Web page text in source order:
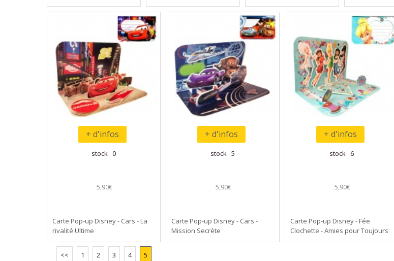
+ d'infos
stock 0
5,90€
Carte Pop-up Disney - Cars - La
rivalité Ultime
+ d'infos
stock 5
5,90€
Carte Pop-up Disney - Cars -
Mission Secrète
+ d'infos
stock 6
5,90€
Carte Pop-up Disney - Fée
Clochette - Amies pour Toujours
<< 1 2 3 4 5